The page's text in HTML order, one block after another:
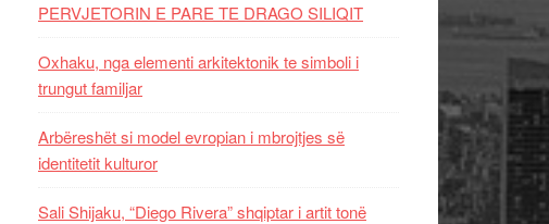
PERVJETORIN E PARE TE DRAGO SILIQIT
Oxhaku, nga elementi arkitektonik te simboli i
trungut familjar
Arbëreshët si model evropian i mbrojtjes së
identitetit kulturor
Sali Shijaku, “Diego Rivera” shqiptar i artit tonë